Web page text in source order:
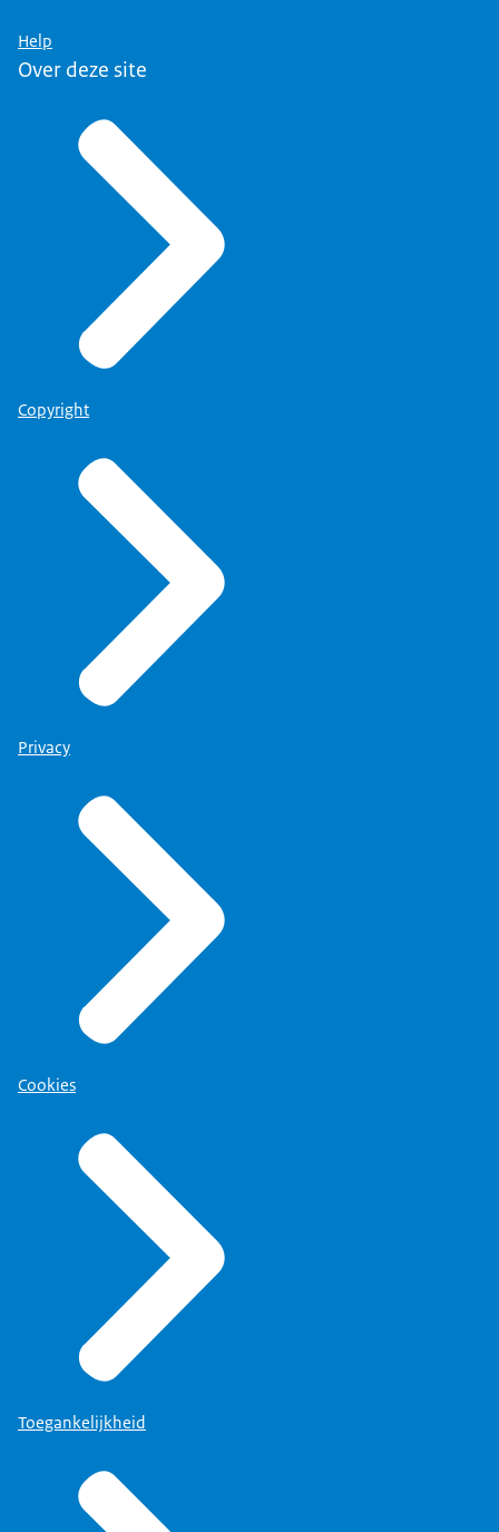
Help
Over deze site
Copyright
Privacy
Cookies
Toegankelijkheid